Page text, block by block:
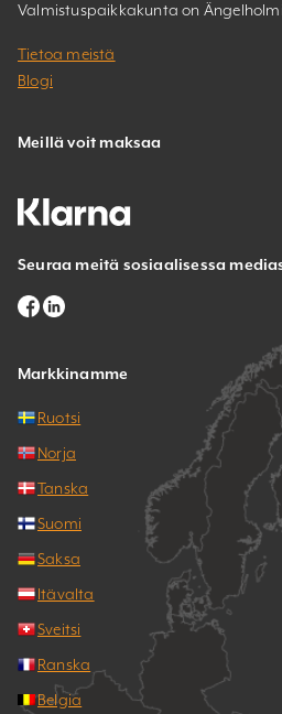
Valmistuspaikkakunta on
Tietoa meistä
Blogi
Meillä voit maksaa
Seuraa meitä sosiaalisessa
Markkinamme
Ruotsi
Norja
Tanska
Suomi
Saksa
Itävalta
Sveitsi
Ranska
Belgia